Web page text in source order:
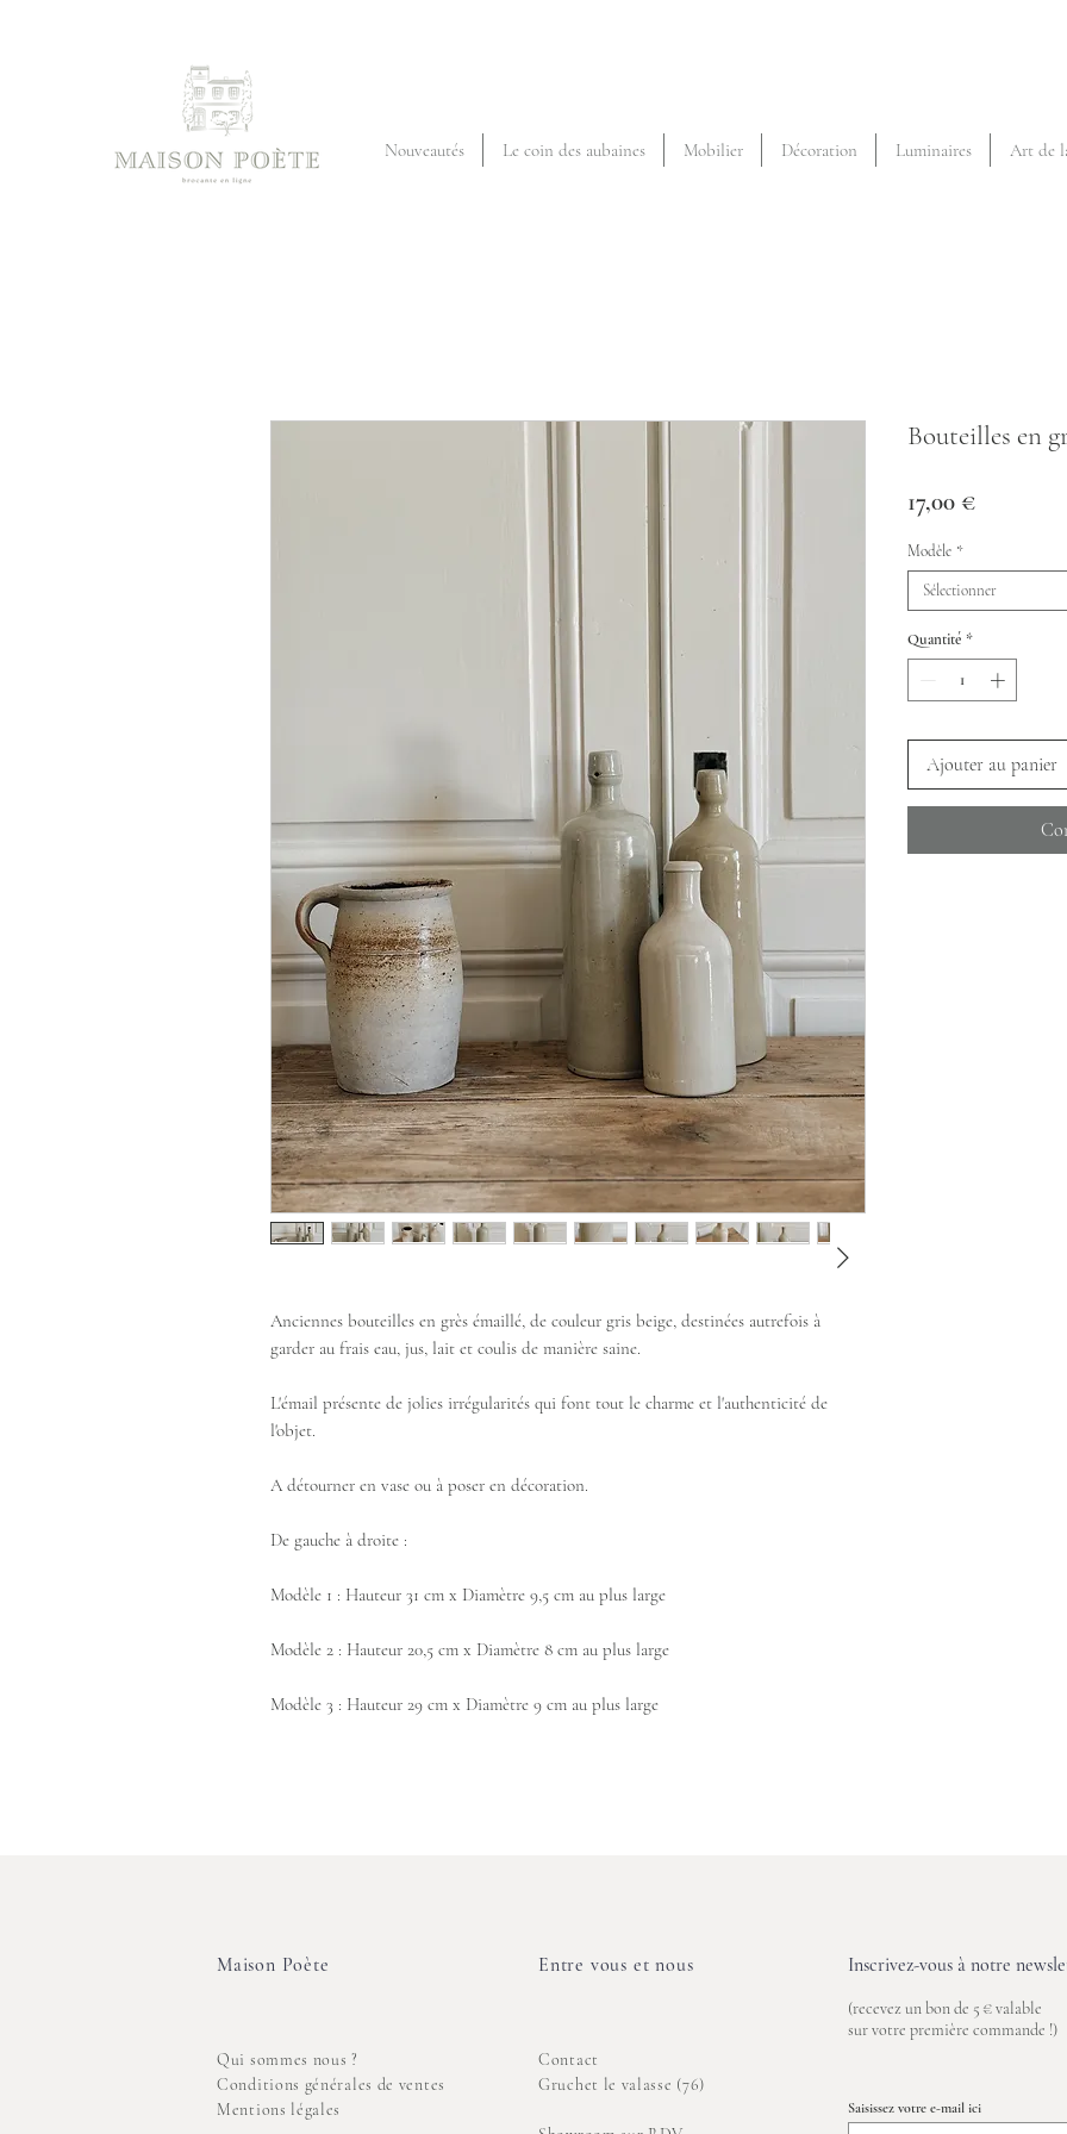
Nouveautés Le coin des aubaines Mobilier Décoration Luminaires Art de
Anciennes bouteilles en grès émaillé, de couleur gris beige, destinées autrefois à
garder au frais eau, jus, lait et coulis de manière saine.
L'émail présente de jolies irrégularités qui font tout le charme et l'authenticité de
l'objet.
A détourner en vase ou à poser en décoration.
De gauche à droite :
Modèle 1 : Hauteur 31 cm x Diamètre 9,5 cm au plus large
Modèle 2 : Hauteur 20,5 cm x Diamètre 8 cm au plus large
Modèle 3 : Hauteur 29 cm x Diamètre 9 cm au plus large
Bouteilles en
17,00 €Prix
Modèle *
Sélectionner
Quantité *
Ajouter au panier
Maison Poète Entre vous et nous
Qui sommes nous ?
Conditions générales de ventes
Mentions légales
Inscrivez-vous à notre
(recevez un bon de 5 € valable
sur votre première commande !)
Saisissez votre e-mail ici
Contact
Gruchet le valasse (76)